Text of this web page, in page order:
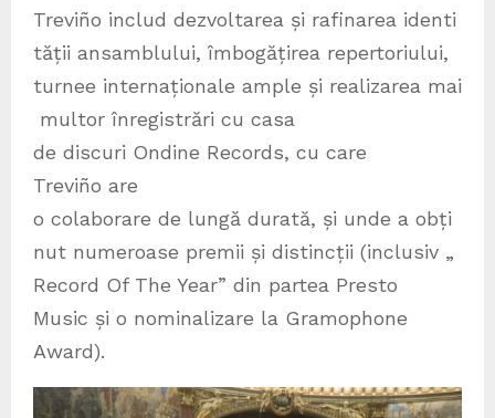
Treviño includ dezvoltarea și rafinarea identi
tății ansamblului, îmbogățirea repertoriului,
turnee internaționale ample și realizarea mai
multor înregistrări cu casa
de discuri Ondine Records, cu care
Treviño are
o colaborare de lungă durată, și unde a obți
nut numeroase premii și distincții (inclusiv „
Record Of The Year” din partea Presto
Music și o nominalizare la Gramophone
Award).